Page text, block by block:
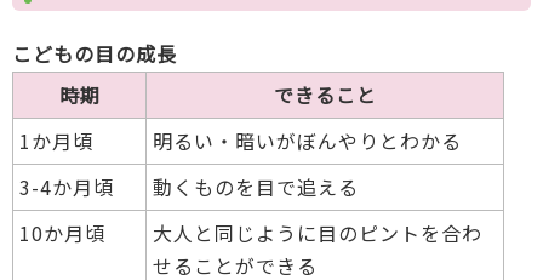
こどもの目の成長
時期
できること
1か月頃
明るい・暗いがぼんやりとわかる
3-4か月頃
動くものを目で追える
10か月頃
大人と同じように目のピントを合わ
せることができる